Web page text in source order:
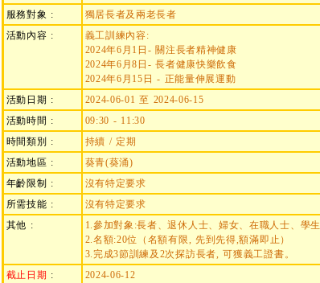
服務對象 :
獨居長者及兩老長者
活動內容 :
義工訓練內容:
2024年6月1日- 關注長者精神健康
2024年6月8日- 長者健康快樂飲食
2024年6月15日 - 正能量伸展運動
活動日期 :
2024-06-01 至 2024-06-15
活動時間 :
09:30 - 11:30
時間類別 :
持續 / 定期
活動地區 :
葵青(葵涌)
年齡限制 :
沒有特定要求
所需技能 :
沒有特定要求
其他 :
1.參加對象:長者、退休人士、婦女、在職人士、學生
2.名額:20位（名額有限, 先到先得,額滿即止）
3.完成3節訓練及2次探訪長者, 可獲義工證書。
截止日期 : 2024-06-12